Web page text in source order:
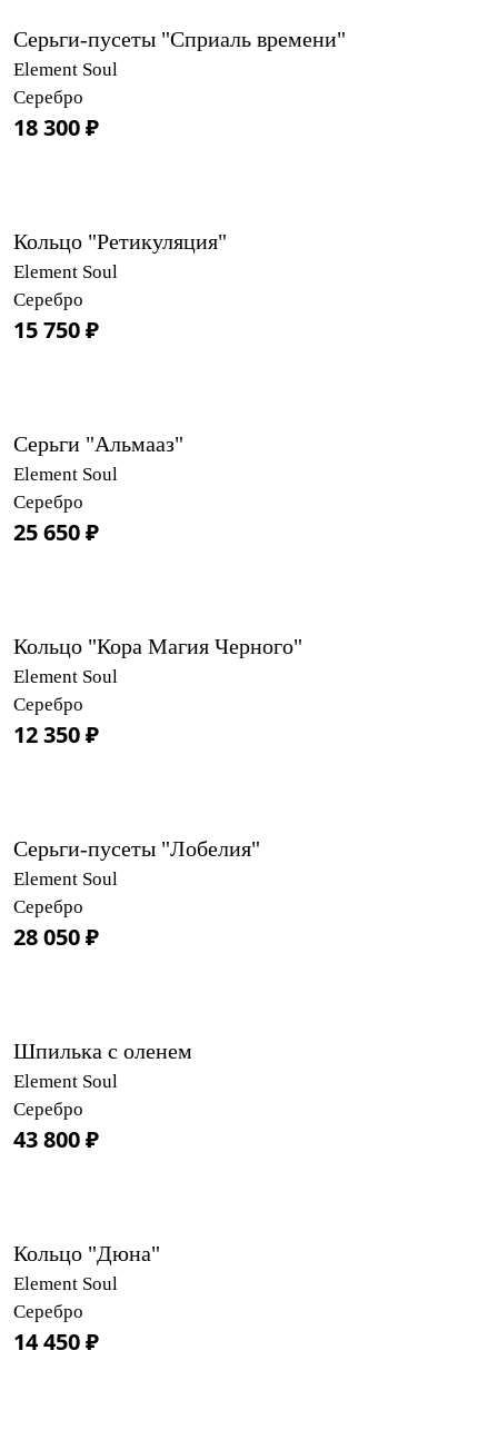
Серьги-пусеты "Сприаль времени"
Element Soul
Серебро
18 300 ₽
Кольцо "Ретикуляция"
Element Soul
Серебро
15 750 ₽
Серьги "Альмааз"
Element Soul
Серебро
25 650 ₽
Кольцо "Кора Магия Черного"
Element Soul
Серебро
12 350 ₽
Серьги-пусеты "Лобелия"
Element Soul
Серебро
28 050 ₽
Шпилька с оленем
Element Soul
Серебро
43 800 ₽
Кольцо "Дюна"
Element Soul
Серебро
14 450 ₽